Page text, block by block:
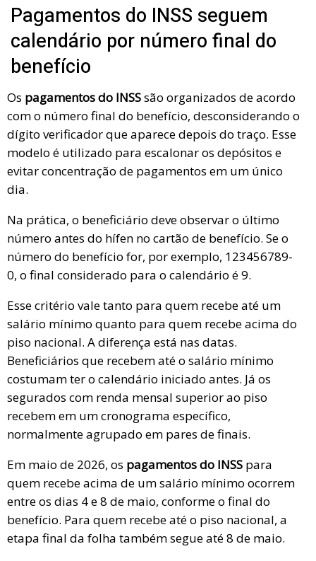
Pagamentos do INSS seguem
calendário por número final do
benefício
Os pagamentos do INSSsão organizados de acordo
com o número final do benefício, desconsiderando o
dígito verificador que aparece depois do traço. Esse
modelo é utilizado para escalonar os depósitos e
evitar concentração de pagamentos em um único
dia.
Na prática, o beneficiário deve observar o último
número antes do hífen no cartão de benefício. Se o
número do benefício for, por exemplo, 123456789-
0, o final considerado para o calendário é 9.
Esse critério vale tanto para quem recebe até um
salário mínimo quanto para quem recebe acima do
piso nacional. A diferença está nas datas.
Beneficiários que recebem até o salário mínimo
costumam ter o calendário iniciado antes. Já os
segurados com renda mensal superior ao piso
recebem em um cronograma específico,
normalmente agrupado em pares de finais.
Em maio de 2026, os pagamentos do INSS para
quem recebe acima de um salário mínimo ocorrem
entre os dias 4 e 8 de maio, conforme o final do
benefício. Para quem recebe até o piso nacional, a
etapa final da folha também segue até 8 de maio.